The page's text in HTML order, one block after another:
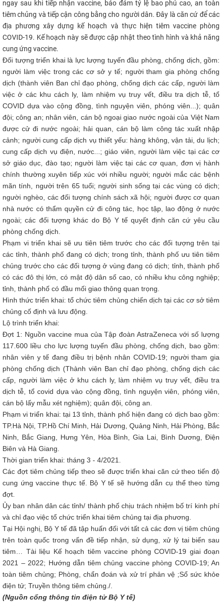
ngay sau khi tiếp nhận vaccine, bảo đảm tỷ lệ bao phủ cao, an toàn
tiêm chủng và tiếp cận công bằng cho người dân. Đây là căn cứ để các
địa phương xây dựng kế hoạch và thực hiện tiêm vaccine phòng
COVID-19. Kế hoạch này sẽ được cập nhật theo tình hình và khả năng
cung ứng vaccine.
Đối tượng triển khai là lực lượng tuyến đầu phòng, chống dịch, gồm:
người làm việc trong các cơ sở y tế; người tham gia phòng chống
dịch (thành viên Ban chỉ đạo phòng, chống dịch các cấp, người làm
việc ở các khu cách ly, làm nhiệm vụ truy vết, điều tra dịch tễ, tổ
COVID dựa vào cộng đồng, tình nguyện viên, phóng viên...); quân
đội; công an; nhân viên, cán bộ ngoại giao nước ngoài của Việt Nam
được cử đi nước ngoài; hải quan, cán bộ làm công tác xuất nhập
cảnh; người cung cấp dịch vụ thiết yếu: hàng không, vận tải, du lịch;
cung cấp dịch vụ điện, nước...; giáo viên, người làm việc tại các cơ
sở giáo dục, đào tạo; người làm việc tại các cơ quan, đơn vị hành
chính thường xuyên tiếp xúc với nhiều người; người mắc các bệnh
mãn tính, người trên 65 tuổi; người sinh sống tại các vùng có dịch;
người nghèo, các đối tượng chính sách xã hội; người được cơ quan
nhà nước có thẩm quyền cử đi công tác, học tập, lao động ở nước
ngoài; các đối tượng khác do Bộ Y tế quyết định căn cứ yêu cầu
phòng chống dịch.
Phạm vi triển khai sẽ ưu tiên tiêm trước cho các đối tượng trên tại
các tỉnh, thành phố đang có dịch; trong tỉnh, thành phố ưu tiên tiêm
chủng trước cho các đối tượng ở vùng đang có dịch; tỉnh, thành phố
có các đô thị lớn, có mật độ dân số cao, có nhiều khu công nghiệp;
tỉnh, thành phố có đầu mối giao thông quan trọng.
Hình thức triển khai: tổ chức tiêm chủng chiến dịch tại các cơ sở tiêm
chủng cố định và lưu động.
Lộ trình triển khai:
Đợt 1: Nguồn vaccine mua của Tập đoàn AstraZeneca với số lượng
117.600 liều cho lực lượng tuyến đầu phòng, chống dịch, bao gồm:
nhân viên y tế đang điều trị bệnh nhân COVID-19; người tham gia
phòng chống dịch (Thành viên Ban chỉ đạo phòng, chống dịch các
cấp, người làm việc ở khu cách ly, làm nhiệm vụ truy vết, điều tra
dịch tễ, tổ covid dựa vào cộng đồng, tình nguyện viên, phóng viên,
cán bộ lấy mẫu xét nghiệm); quân đội, công an.
Phạm vi triển khai: tại 13 tỉnh, thành phố hiện đang có dịch bao gồm:
TP.Hà Nội, TP.Hồ Chí Minh, Hải Dương, Quảng Ninh, Hải Phòng, Bắc
Ninh, Bắc Giang, Hưng Yên, Hòa Bình, Gia Lai, Bình Dương, Điện
Biên và Hà Giang.
Thời gian triển khai: tháng 3 - 4/2021.
Các đợt tiêm chủng tiếp theo sẽ được triển khai căn cứ theo tiến độ
cung ứng vaccine thực tế. Bộ Y tế sẽ hướng dẫn cụ thể theo từng
đợt.
Ủy ban nhân dân các tỉnh/ thành phố chịu trách nhiệm bố trí kinh phí
và chỉ đạo việc tổ chức triển khai tiêm chủng tại địa phương.
Tại Hội nghị, Bộ Y tế đã tập huấn đối với tất cả các đơn vị tiêm chủng
trên toàn quốc trong vấn đề tiếp nhận, sử dụng, xử lý tai biến sau
tiêm… Tài liệu Kế hoạch tiêm vaccine phòng COVID-19 giai đoạn
2021 – 2022; Hướng dẫn tiêm chủng vaccine phòng COVID-19; An
toàn tiêm chủng; Phòng, chẩn đoán và xử trí phản vệ ;Sổ sức khỏe
điện tử; Truyền thông tiêm chủng./.
(Nguồn cổng thông tin điện tử Bộ Y tế)